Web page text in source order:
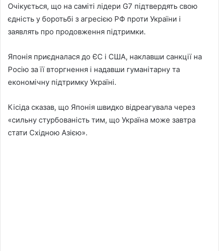
Очікується, що на саміті лідери G7 підтвердять свою
єдність у боротьбі з агресією РФ проти України і
заявлять про продовження підтримки.
Японія приєдналася до ЄС і США, наклавши санкції на
Росію за її вторгнення і надавши гуманітарну та
економічну підтримку Україні.
Кісіда сказав, що Японія швидко відреагувала через
«сильну стурбованість тим, що Україна може завтра
стати Східною Азією».